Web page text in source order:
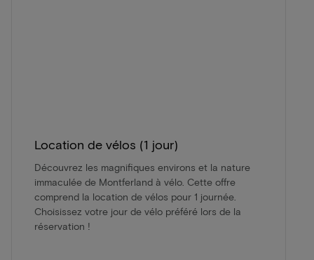
Location de vélos (1 jour)
Découvrez les magnifiques environs et la nature
immaculée de Montferland à vélo. Cette offre
comprend la location de vélos pour 1 journée.
Choisissez votre jour de vélo préféré lors de la
réservation !